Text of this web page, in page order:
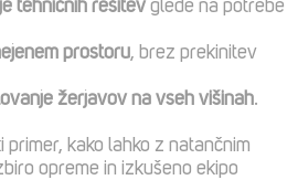
tehničnih rešitev glede na potrebe
prostoru, brez prekinitev
žerjavov na vseh višinah.
kako lahko z natančnim
opreme in izkušeno ekipo